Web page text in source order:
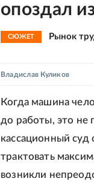
опоздал
СЮЖЕТ Рынок
Владислав Куликов
Когда машина
до работы, это не
кассационный
трактовать
возникли